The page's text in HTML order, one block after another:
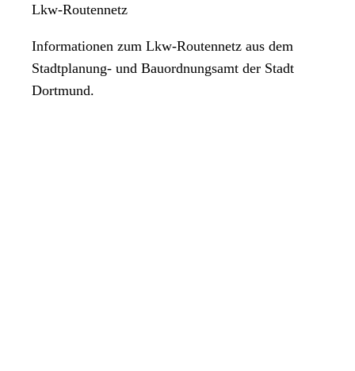
Lkw-Routennetz
Informationen zum Lkw-Routennetz aus dem
Stadtplanung- und Bauordnungsamt der Stadt
Dortmund.